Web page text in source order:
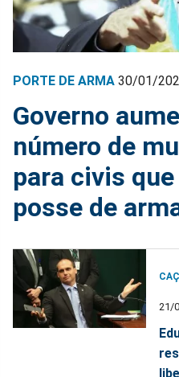
PORTE DE ARMA 30/01/
Governo
número de
para civis
posse de
21/